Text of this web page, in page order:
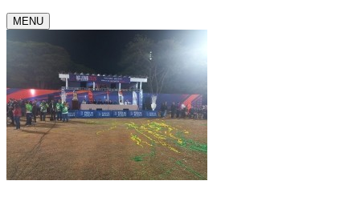
MENU